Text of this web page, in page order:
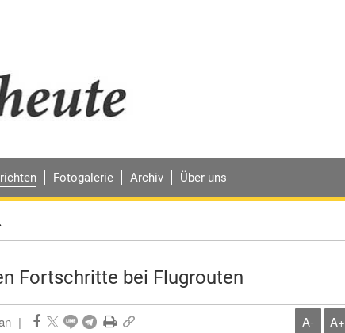
Fotogalerie Archiv Über uns
Fortschritte bei Flugrouten
| A- A+